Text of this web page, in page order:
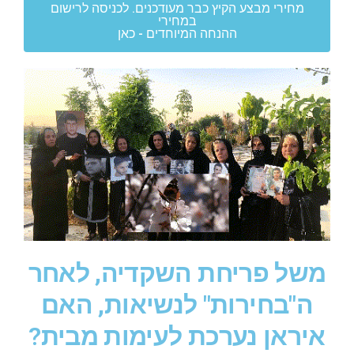
מחירי מבצע הקיץ כבר מעודכנים. לכניסה לרישום
במחירי
ההנחה המיוחדים - כאן
משל פריחת השקדיה, לאחר
ה"בחירות" לנשיאות, האם
איראן נערכת לעימות מבית?